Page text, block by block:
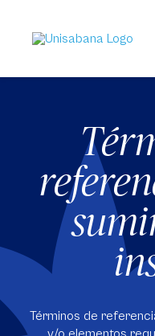
contenido
principal
Términos de